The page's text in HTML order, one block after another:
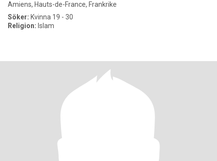
Amiens, Hauts-de-France, Frankrike
Söker: Kvinna 19 - 30
Religion: Islam